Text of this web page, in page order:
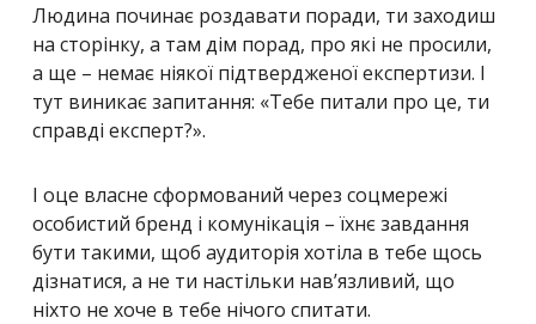
Людина починає роздавати поради, ти заходиш
на сторінку, а там дім порад, про які не просили,
а ще – немає ніякої підтвердженої експертизи. І
тут виникає запитання: «Тебе питали про це, ти
справді експерт?».
І оце власне сформований через соцмережі
особистий бренд і комунікація – їхнє завдання
бути такими, щоб аудиторія хотіла в тебе щось
дізнатися, а не ти настільки нав’язливий, що
ніхто не хоче в тебе нічого спитати.